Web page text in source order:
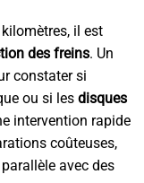
il est
des freins. Un
constater si
ou si les disques
intervention rapide
coûteuses,
avec des